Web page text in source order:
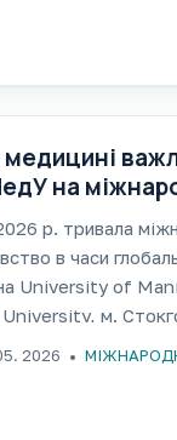
медицині
на
р. тривала
в часи
University of
м.
2026